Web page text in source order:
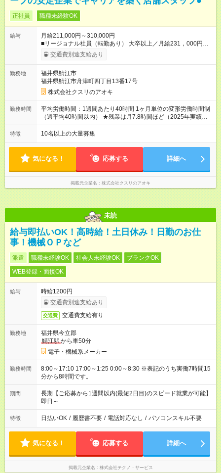
正社員 職種未経験OK
給与
月給211,000円～310,000円
■リージョナル社員（転勤あり） 大卒以上／月給231，000円～
310，000円 高卒以上／月給211，000円～310，000円 ★エリア
手当（石川県、富山県、福井県、岐阜県、群馬県、茨城県 月1
種手当あり ★登録販売者資格保持者には、別途月1万円支給（実
務経験がない方にも同額を支給） ※ただし、短時間勤務・早番
固定社員は当社規定に従い額が変動 ＝＝＝＝＝＝＝＝＝＝＝＝
＝＝ ★職務給制度で実力次第で収入アップ！ 職務内容に応じて
給与が支払われ、昇格試験なく役職に就いた時点で年収がUPす
る制度です。 約4割の社員が入社3年目で店長に就いています。
交通費別途支給あり
勤務地
福井県鯖江市
福井県鯖江市舟津町四丁目13番17号
株式会社クスリのアオキ
勤務時間
平均労働時間：1週間あたり40時間 1ヶ月単位の変形労働時間制
（週平均40時間以内） ★残業は月7.8時間ほど（2025年実績）
＜店舗の基本営業時間＞ 9時～22時 ※勤務時間は店舗により異
なります。 ＜シフト例＞ 早番：8時00分～17時00分 中番：11
1ヶ月単位の変形労働時間制（週平均40時間以内） ★残業は月
7.8時間ほど（2025年実績） ＜店舗の基本営業時間＞ 9時～22
時 ※勤務時間は店舗により異なります。 ＜シフト例＞ 早番：8
時00分～17時00分 中番：11時～20時 遅番：13時～22時
特徴 10名以上の大量募集
気になる！ 応募する 詳細へ
掲載元企業名 株式会社クスリのアオキ
未読
給与即払いOK！高時給！土日休み！日勤のお仕
事！機械ＯＰなど
派遣 職種未経験OK 社会人未経験OK
ブランクOK
WEB登録・面接OK
給与
時給1200円
交通費別途支給あり
交通費 交通費支給有り
勤務地
福井県今立郡
鯖江駅から車50分
電子・機械系メーカー
勤務時間
8:00～17:10 17:00～1:25 0:00～8:30 ※表記のうち実働7時間15
分から8時間です。
期間
長期【ご応募から1週間以内(最短2日目)のスピード就業が可能】
即日～
特徴 日払いOK / 履歴書不要 / 電話対応なし / パソコンスキル不要
気になる！ 応募する 詳細へ
掲載元企業名 株式会社テクノ・サービス